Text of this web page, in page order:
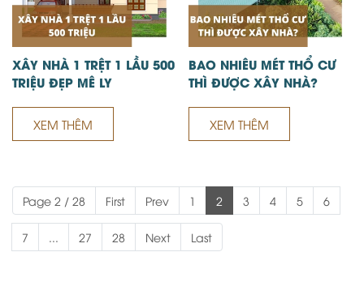
XÂY NHÀ 1 TRỆT 1 LẦU 500
TRIỆU ĐẸP MÊ LY
XEM THÊM
BAO NHIÊU MÉT THỔ CƯ
THÌ ĐƯỢC XÂY NHÀ?
XEM THÊM
Page 2 / 28 First Prev 1 2 3 4 5 6
7 ... 27 28 Next Last